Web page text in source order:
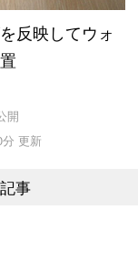
反映してウォ
開
更新
事